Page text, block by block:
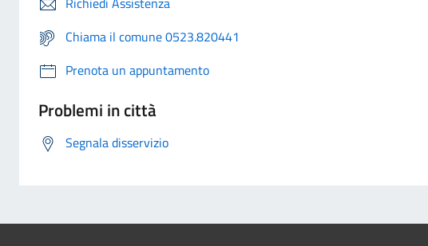
Chiama il comune 0523.820441
Prenota un appuntamento
Problemi in città
Segnala disservizio